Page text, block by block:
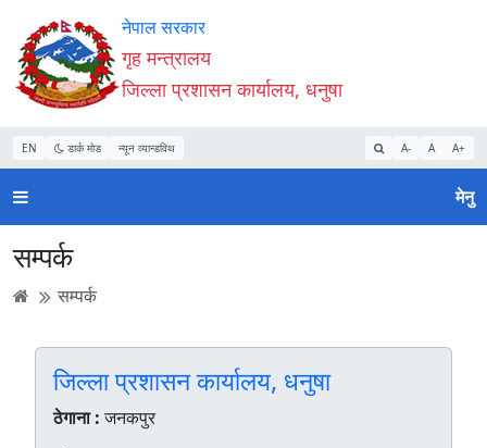
Accessibility
Mode
सुरु
गर्नुहोस्
सामाग्री
पढ्नुहाेस्
नेभिगेसन
पढ्नुहाेस्
वेबसाइट
खोजमा
जानुहोस्
नेपाल सरकार
गृह मन्त्रालय
जिल्ला प्रशासन कार्यालय, धनुषा
EN डार्क मोड न्यून व्यान्डविथ A- A A+
मेनु
सम्पर्क
सम्पर्क
जिल्ला प्रशासन कार्यालय, धनुषा
ठेगाना :जनकपुर